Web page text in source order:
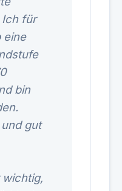
Ich für
eine
bin
gut
wichtig,